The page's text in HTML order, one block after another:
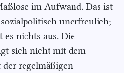
im Aufwand. Das ist
unerfreulich;
es nichts aus. Die
sich nicht mit dem
regelmäßigen